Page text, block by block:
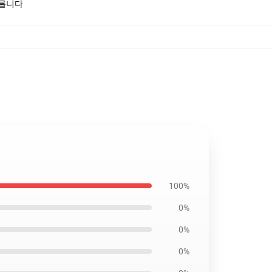
니다
100%
0%
0%
0%